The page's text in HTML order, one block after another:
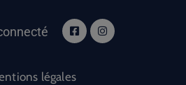
légales